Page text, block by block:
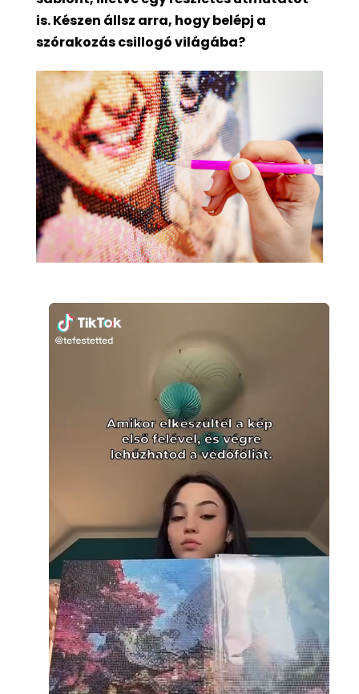
is. Készen állsz arra, hogy belépj a
szórakozás csillogó világába?